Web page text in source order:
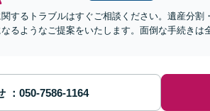
するトラブルはすぐご相談ください。遺産分
るようなご提案をいたします。面倒な手続き